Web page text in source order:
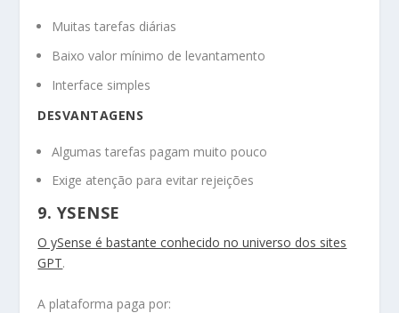
Muitas tarefas diárias
Baixo valor mínimo de levantamento
Interface simples
DESVANTAGENS
Algumas tarefas pagam muito pouco
Exige atenção para evitar rejeições
9. YSENSE
O ySense é bastante conhecido no universo dos sites
GPT.
A plataforma paga por: